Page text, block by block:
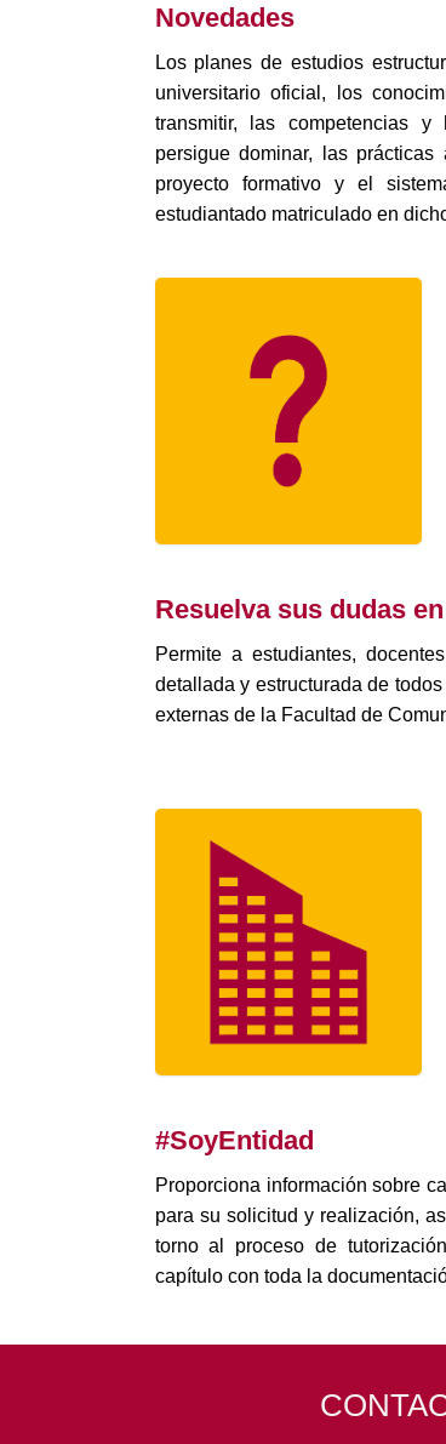
Novedades
Los planes de estudios
universitario oficial, los
transmitir, las competencias
persigue dominar, las
proyecto formativo y el
estudiantado matriculado en
Resuelva sus dudas
Permite a estudiantes,
detallada y estructurada de
externas de la Facultad de
#SoyEntidad
Proporciona información sobre
para su solicitud y realización,
torno al proceso de
capítulo con toda la